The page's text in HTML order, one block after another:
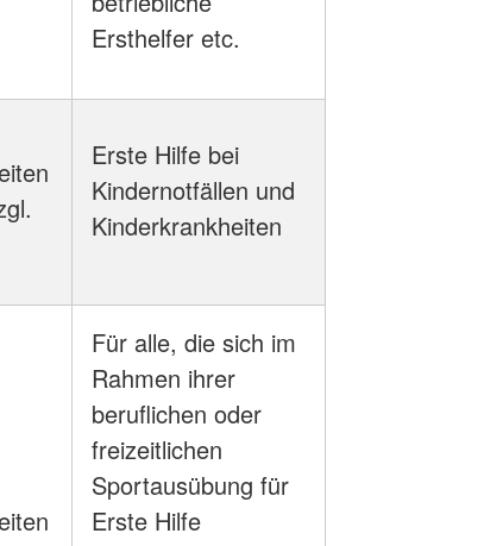
Ersthelfer etc.
Erste Hilfe bei
Kindernotfällen und
Kinderkrankheiten
Für alle, die sich im
Rahmen ihrer
beruflichen oder
freizeitlichen
Sportausübung für
Erste Hilfe